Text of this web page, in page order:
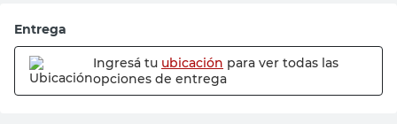
Entrega
Ingresá tu ubicación para ver todas las
opciones de entrega